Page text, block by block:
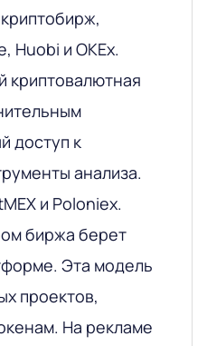
Huobi и OKEx.
криптовалютная
доступ к
анализа.
и Poloniex.
биржа берет
Эта модель
проектов,
На рекламе